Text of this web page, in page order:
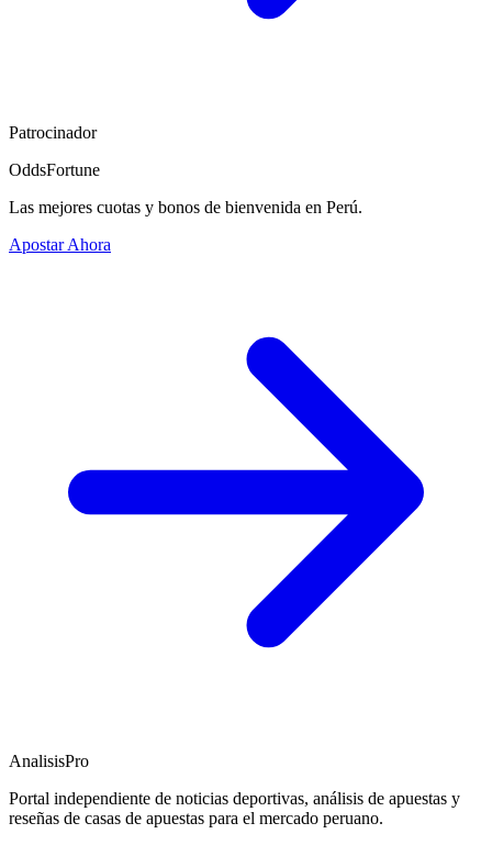
Patrocinador
OddsFortune
Las mejores cuotas y bonos de bienvenida en Perú.
Apostar Ahora
AnalisisPro
Portal independiente de noticias deportivas, análisis de apuestas y
reseñas de casas de apuestas para el mercado peruano.